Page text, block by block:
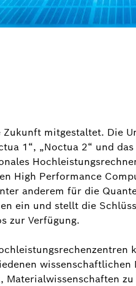
mitgestaltet. Die
1“, „Noctua 2“ und
High Performance
anderem für die
ein und stellt die
zur Verfügung.
Materialwissenschaften